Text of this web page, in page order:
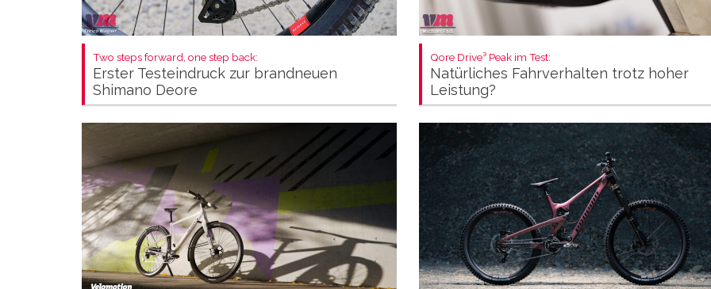
Two steps forward, one step back:
Erster Testeindruck zur brandneuen
Shimano Deore
Qore Drive³ Peak im Test:
Natürliches Fahrverhalten trotz hoher
Leistung?